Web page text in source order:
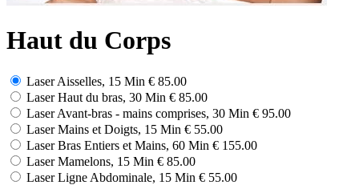
Haut du Corps
Laser Aisselles, 15 Min € 85.00
Laser Haut du bras, 30 Min € 85.00
Laser Avant-bras - mains comprises, 30 Min € 95.00
Laser Mains et Doigts, 15 Min € 55.00
Laser Bras Entiers et Mains, 60 Min € 155.00
Laser Mamelons, 15 Min € 85.00
Laser Ligne Abdominale, 15 Min € 55.00